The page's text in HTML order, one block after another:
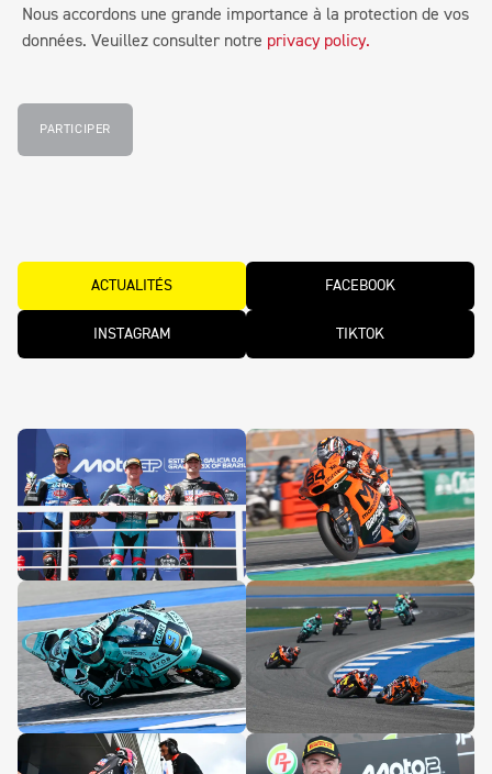
Nous accordons une grande importance à la protection de vos
données. Veuillez consulter notre privacy policy.
PARTICIPER
ACTUALITÉS FACEBOOK
INSTAGRAM TIKTOK